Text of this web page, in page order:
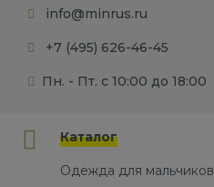
info@minrus.ru
+7 (495) 626-46-45
Пн. - Пт. с 10:00 до 18:00
Каталог
Одежда для мальчиков